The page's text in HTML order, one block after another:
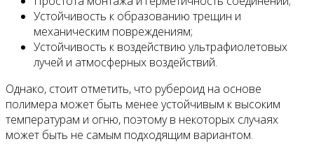
Устойчивость к образованию трещин и
механическим повреждениям;
Устойчивость к воздействию ультрафиолетовых
лучей и атмосферных воздействий.
Однако, стоит отметить, что рубероид на основе
полимера может быть менее устойчивым к высоким
температурам и огню, поэтому в некоторых случаях
может быть не самым подходящим вариантом.